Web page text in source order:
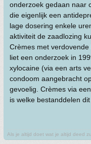
onderzoek gedaan naar
die eigenlijk een
lage dosering enkele
aktiviteit de zaadlozing
Crèmes met
liet een onderzoek in
xylocaine (via een arts
condoom aangebracht
gevoelig. Crèmes via
is welke bestanddelen dit
Als je altijd doet wat je altijd deed